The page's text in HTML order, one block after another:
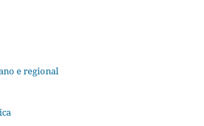
e regional